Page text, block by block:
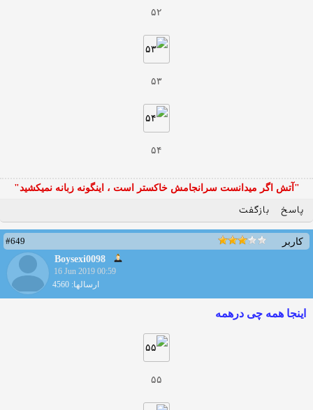
۵۲
۵۳
۵۴
"آتش اگر ميدانست سرانجامش خاكستر است ، اينگونه زبانه نميكشيد"
پاسخ بازگفت
کاربر
#649
Boysexi0098
16 Jun 2019 00:59
ارسالها: 4560
اینجا همه چی درهمه
۵۵